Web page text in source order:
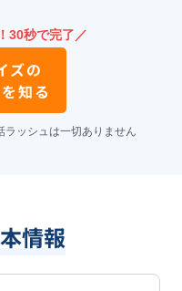
30秒で完了／
ズの
知る
ッシュは一切ありません
情報